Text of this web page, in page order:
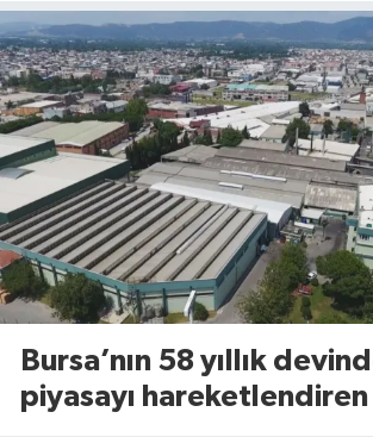
Bursa’nın 58 yıllık
piyasayı